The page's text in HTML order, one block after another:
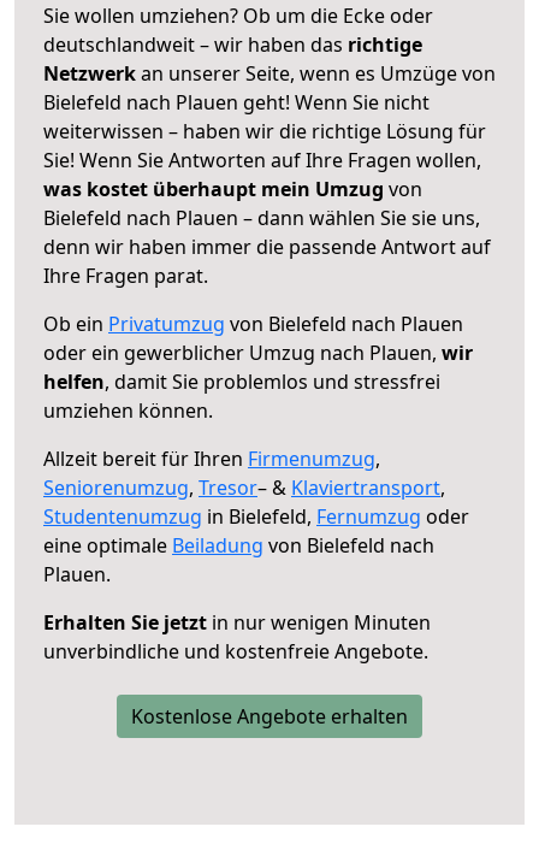
Sie wollen umziehen? Ob um die Ecke oder
deutschlandweit – wir haben das richtige
Netzwerkan unserer Seite, wenn es Umzüge von
Bielefeld nach Plauen geht! Wenn Sie nicht
weiterwissen – haben wir die richtige Lösung für
Sie! Wenn Sie Antworten auf Ihre Fragen wollen,
was kostet überhaupt mein Umzug von
Bielefeld nach Plauen – dann wählen Sie sie uns,
denn wir haben immer die passende Antwort auf
Ihre Fragen parat.
Ob ein Privatumzug von Bielefeld nach Plauen
oder ein gewerblicher Umzug nach Plauen, wir
helfen, damit Sie problemlos und stressfrei
umziehen können.
Allzeit bereit für Ihren Firmenumzug,
Seniorenumzug, Tresor– & Klaviertransport,
Studentenumzug in Bielefeld, Fernumzug oder
eine optimale Beiladung von Bielefeld nach
Plauen.
Erhalten Sie jetzt in nur wenigen Minuten
unverbindliche und kostenfreie Angebote.
Kostenlose Angebote erhalten